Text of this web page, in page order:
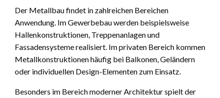
Der Metallbau findet in zahlreichen Bereichen
Anwendung. Im Gewerbebau werden beispielsweise
Hallenkonstruktionen, Treppenanlagen und
Fassadensysteme realisiert. Im privaten Bereich kommen
Metallkonstruktionen häufig bei Balkonen, Geländern
oder individuellen Design-Elementen zum Einsatz.
Besonders im Bereich moderner Architektur spielt der